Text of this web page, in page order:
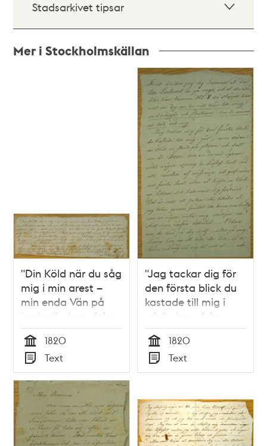
Stadsarkivet tipsar
Mer i Stockholmskällan
"Din Köld när du såg
mig i min arest –
min enda Vän på
jorden!" - brev från
fängslade Löfqvist
till Johanna 1820
Tid
1820
Typ
Text
"Jag tackar dig för
den första blick du
kastade till mig i
går" - brev från
fängslade Löfqvist
till Johanna 1820
Tid
1820
Typ
Text